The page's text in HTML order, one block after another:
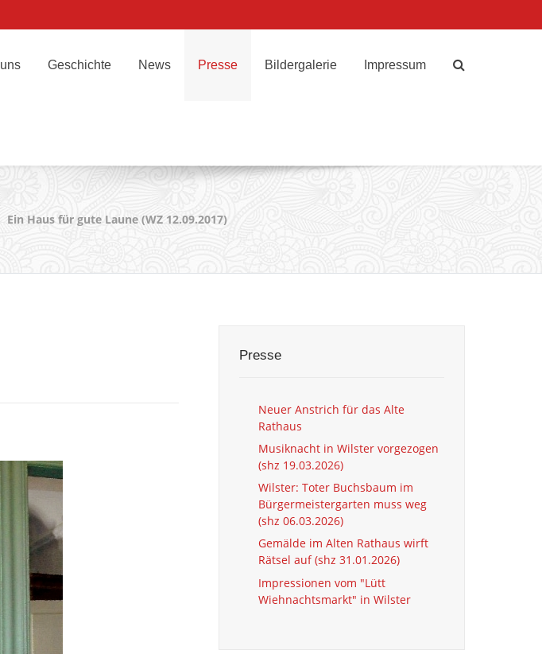
Geschichte News Presse Bildergalerie Impressum
Ein Haus für gute Laune (WZ 12.09.2017)
Presse
Neuer Anstrich für das Alte
Rathaus
Musiknacht in Wilster vorgezogen
(shz 19.03.2026)
Wilster: Toter Buchsbaum im
Bürgermeistergarten muss weg
(shz 06.03.2026)
Gemälde im Alten Rathaus wirft
Rätsel auf (shz 31.01.2026)
Impressionen vom "Lütt
Wiehnachtsmarkt" in Wilster